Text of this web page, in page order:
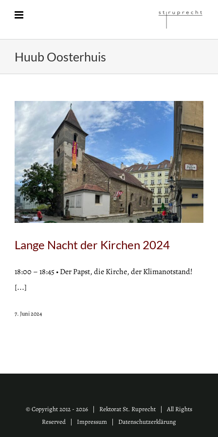
springen
Huub Oosterhuis
Lange Nacht der Kirchen 2024
18:00 – 18:45 • Der Papst, die Kirche, der Klimanotstand!
[...]
7. Juni 2024
© Copyright 2012 - 2026 | Rektorat St. Ruprecht | All Rights
Reserved | Impressum | Datenschutzerklärung